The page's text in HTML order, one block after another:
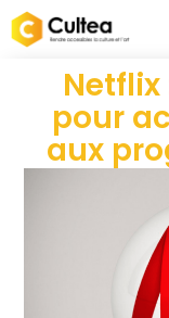
Netflix
pour
aux